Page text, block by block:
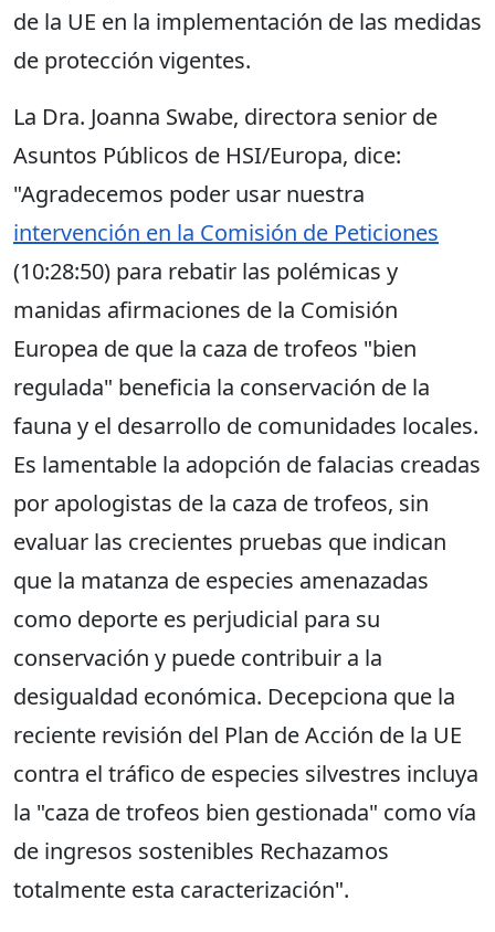
de la UE en la implementación de las medidas
de protección vigentes.
La Dra. Joanna Swabe, directora senior de
Asuntos Públicos de HSI/Europa, dice:
"Agradecemos poder usar nuestra
intervención en la Comisión de Peticiones
(10:28:50) para rebatir las polémicas y
manidas afirmaciones de la Comisión
Europea de que la caza de trofeos "bien
regulada" beneficia la conservación de la
fauna y el desarrollo de comunidades locales.
Es lamentable la adopción de falacias creadas
por apologistas de la caza de trofeos, sin
evaluar las crecientes pruebas que indican
que la matanza de especies amenazadas
como deporte es perjudicial para su
conservación y puede contribuir a la
desigualdad económica. Decepciona que la
reciente revisión del Plan de Acción de la UE
contra el tráfico de especies silvestres incluya
la "caza de trofeos bien gestionada" como vía
de ingresos sostenibles Rechazamos
totalmente esta caracterización".